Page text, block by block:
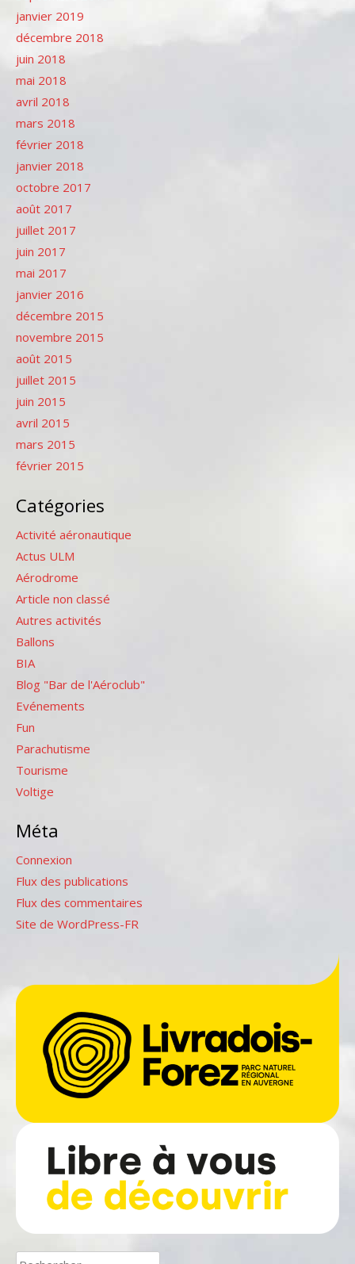
janvier 2019
décembre 2018
juin 2018
mai 2018
avril 2018
mars 2018
février 2018
janvier 2018
octobre 2017
août 2017
juillet 2017
juin 2017
mai 2017
janvier 2016
décembre 2015
novembre 2015
août 2015
juillet 2015
juin 2015
avril 2015
mars 2015
février 2015
Catégories
Activité aéronautique
Actus ULM
Aérodrome
Article non classé
Autres activités
Ballons
BIA
Blog "Bar de l'Aéroclub"
Evénements
Fun
Parachutisme
Tourisme
Voltige
Méta
Connexion
Flux des publications
Flux des commentaires
Site de WordPress-FR